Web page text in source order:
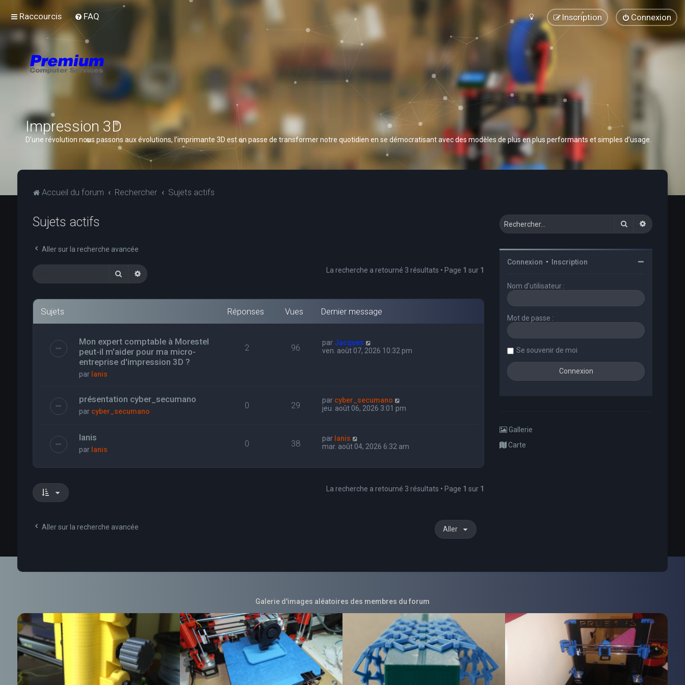
Raccourcis FAQ Connexion
Inscription
Impression 3D
D’une révolution nous passons aux évolutions, l’imprimante 3D est en passe de transformer notre quotidien en se démocratisant avec des modèles de plus en plus performants et simples d’usage.
Accueil du forum Rechercher Sujets actifs
Sujets actifs
Aller sur la recherche avancée
RechercherRecherche avancée La recherche a retourné 3 résultats • Page 1 sur 1
Sujets Réponses Vues Dernier message
Mon expert comptable à Morestel
peut-il m'aider pour ma micro-
entreprise d'impression 3D ?
par Ianis
2 96 par Jacques
ven. août 07, 2026 10:32 pm
présentation cyber_secumano
par cyber_secumano
0 29 par cyber_secumano
jeu. août 06, 2026 3:01 pm
Ianis
par Ianis
0 38 par Ianis
mar. août 04, 2026 6:32 am
La recherche a retourné 3 résultats • Page 1 sur 1
Aller sur la recherche avancée Aller
Rechercher
Connexion • Inscription
Nom d’utilisateur :
Mot de passe :
Se souvenir de moi
Gallerie
Carte
Galerie d'images aléatoires des membres du forum